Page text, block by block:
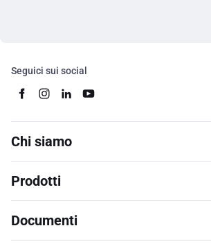
Seguici sui social
Chi siamo
Prodotti
Documenti